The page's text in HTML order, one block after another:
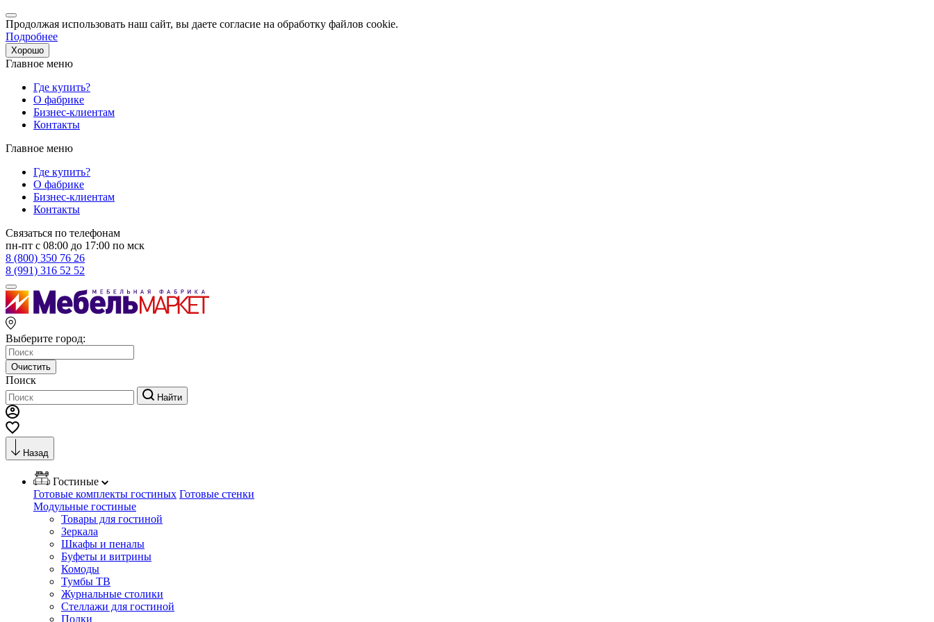
Продолжая использовать наш сайт, вы даете согласие на обработку файлов cookie.
Подробнее
Хорошо
Главное меню
Где купить?
О фабрике
Бизнес-клиентам
Контакты
Главное меню
Где купить?
О фабрике
Бизнес-клиентам
Контакты
Связаться по телефонам
пн-пт с 08:00 до 17:00 по мск
8 (800) 350 76 26
8 (991) 316 52 52
Выберите город:
Очистить
Поиск
Найти
Назад
Гостиные
Готовые комплекты гостиных Готовые стенки
Модульные гостиные
Товары для гостиной
Зеркала
Шкафы и пеналы
Буфеты и витрины
Комоды
Тумбы ТВ
Журнальные столики
Стеллажи для гостиной
Полки